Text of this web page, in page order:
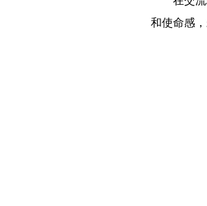
和使命感